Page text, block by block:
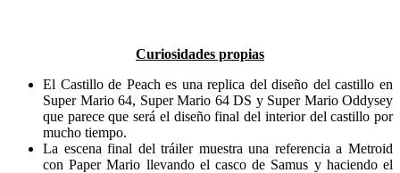
Curiosidades propias
El Castillo de Peach es una replica del diseño del castillo en
Super Mario 64, Super Mario 64 DS y Super Mario Oddysey
que parece que será el diseño final del interior del castillo por
mucho tiempo.
La escena final del tráiler muestra una referencia a Metroid
con Paper Mario llevando el casco de Samus y haciendo el